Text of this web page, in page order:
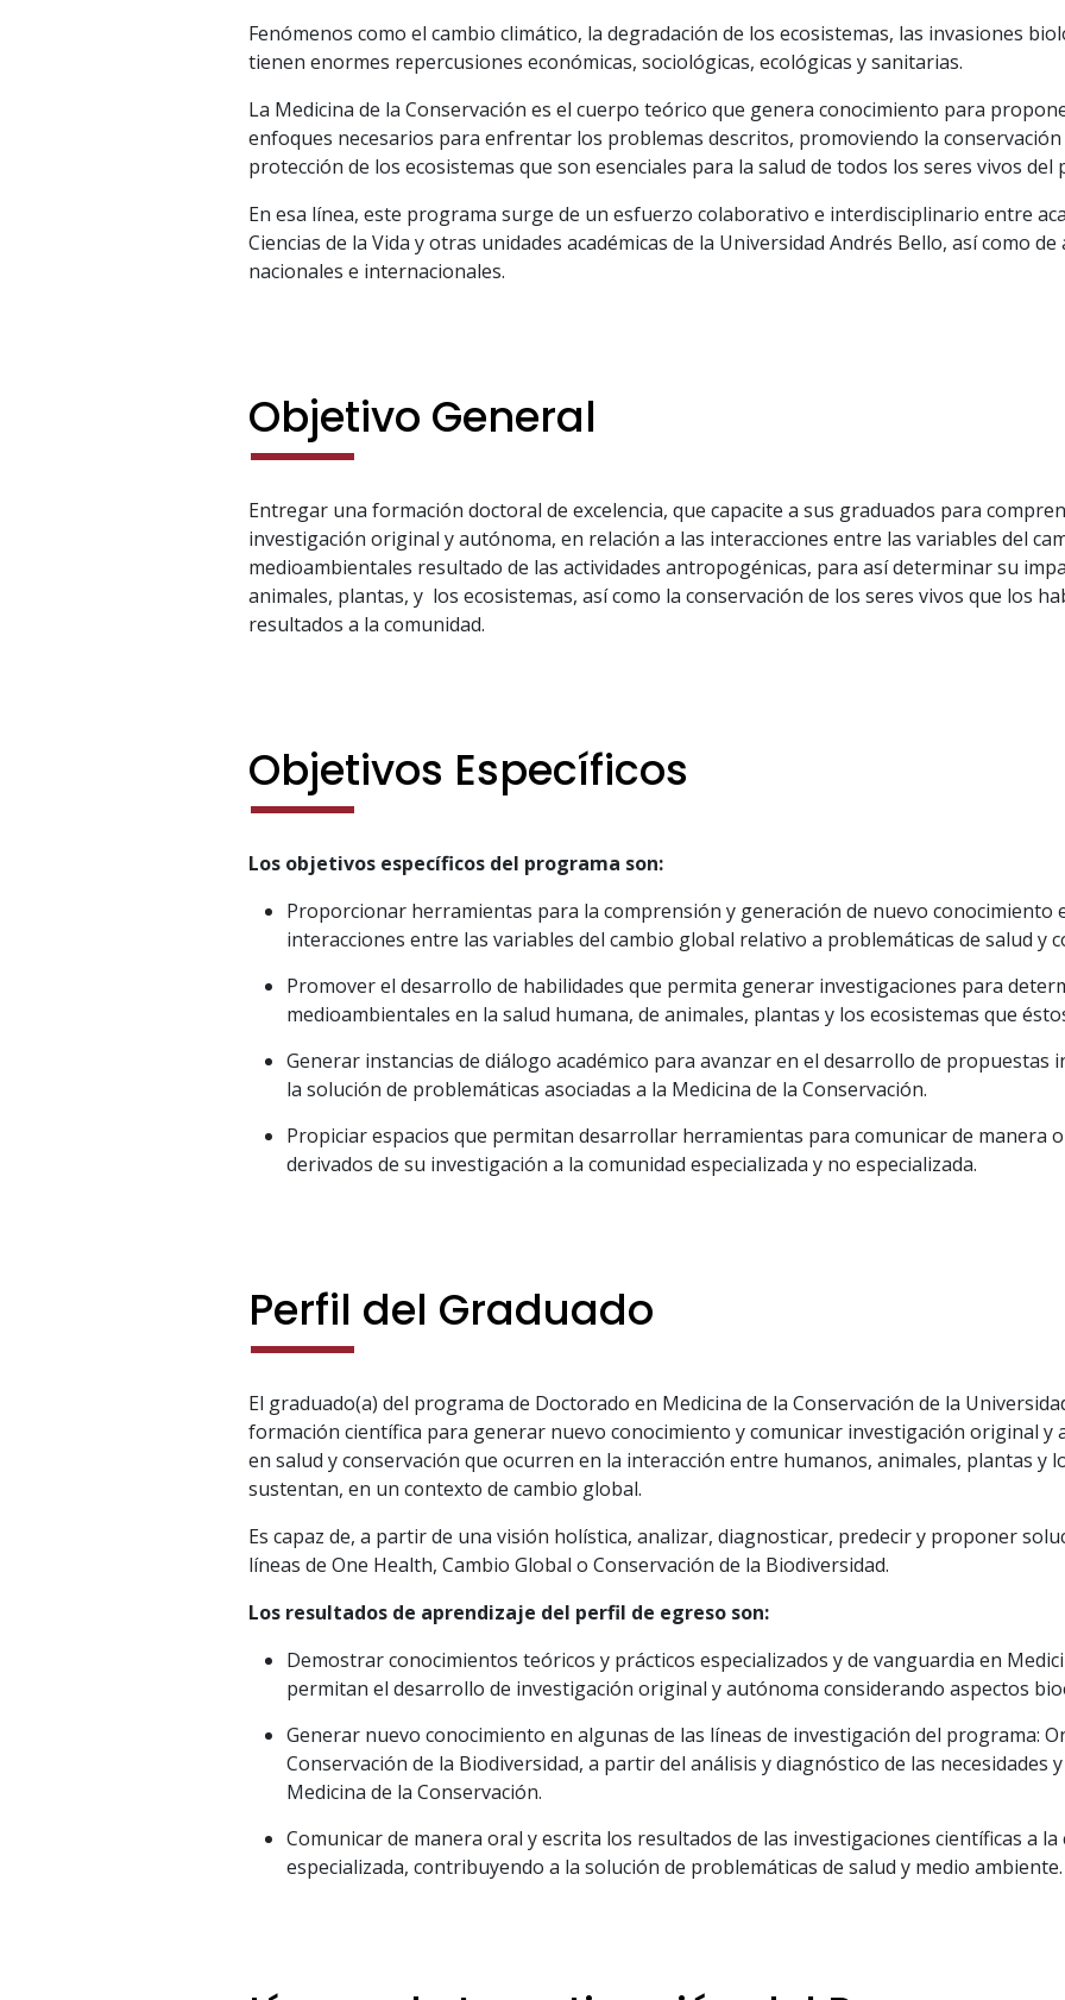
Fenómenos como el cambio climático, la degradación de los ecosistemas, las invasiones
tienen enormes repercusiones económicas, sociológicas, ecológicas y sanitarias.
La Medicina de la Conservación es el cuerpo teórico que genera conocimiento para
enfoques necesarios para enfrentar los problemas descritos, promoviendo la conservación
protección de los ecosistemas que son esenciales para la salud de todos los seres vivos del
En esa línea, este programa surge de un esfuerzo colaborativo e interdisciplinario entre
Ciencias de la Vida y otras unidades académicas de la Universidad Andrés Bello, así como
nacionales e internacionales.
Objetivo General
Entregar una formación doctoral de excelencia, que capacite a sus graduados para
investigación original y autónoma, en relación a las interacciones entre las variables del
medioambientales resultado de las actividades antropogénicas, para así determinar su
animales, plantas, y los ecosistemas, así como la conservación de los seres vivos que los
resultados a la comunidad.
Objetivos Específicos
Los objetivos específicos del programa son:
Proporcionar herramientas para la comprensión y generación de nuevo conocimiento
interacciones entre las variables del cambio global relativo a problemáticas de salud y
Promover el desarrollo de habilidades que permita generar investigaciones para
medioambientales en la salud humana, de animales, plantas y los ecosistemas que
Generar instancias de diálogo académico para avanzar en el desarrollo de propuestas
la solución de problemáticas asociadas a la Medicina de la Conservación.
Propiciar espacios que permitan desarrollar herramientas para comunicar de manera
derivados de su investigación a la comunidad especializada y no especializada.
Perfil del Graduado
El graduado(a) del programa de Doctorado en Medicina de la Conservación de la
formación científica para generar nuevo conocimiento y comunicar investigación original y
en salud y conservación que ocurren en la interacción entre humanos, animales, plantas y
sustentan, en un contexto de cambio global.
Es capaz de, a partir de una visión holística, analizar, diagnosticar, predecir y proponer
líneas de One Health, Cambio Global o Conservación de la Biodiversidad.
Los resultados de aprendizaje del perfil de egreso son:
Demostrar conocimientos teóricos y prácticos especializados y de vanguardia en
permitan el desarrollo de investigación original y autónoma considerando aspectos
Generar nuevo conocimiento en algunas de las líneas de investigación del programa:
Conservación de la Biodiversidad, a partir del análisis y diagnóstico de las necesidades
Medicina de la Conservación.
Comunicar de manera oral y escrita los resultados de las investigaciones científicas a
especializada, contribuyendo a la solución de problemáticas de salud y medio ambiente.